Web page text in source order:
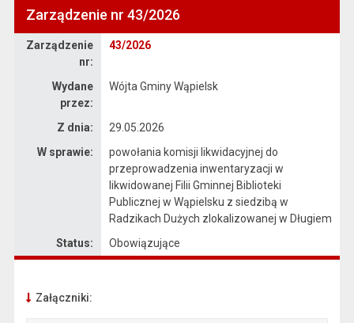
Zarządzenie nr 43/2026
Zarządzenie
nr:
43/2026
Wydane
przez:
Wójta Gminy Wąpielsk
Z dnia:
29.05.2026
W sprawie:
powołania komisji likwidacyjnej do
przeprowadzenia inwentaryzacji w
likwidowanej Filii Gminnej Biblioteki
Publicznej w Wąpielsku z siedzibą w
Radzikach Dużych zlokalizowanej w Długiem
Status:
Obowiązujące
Załączniki: